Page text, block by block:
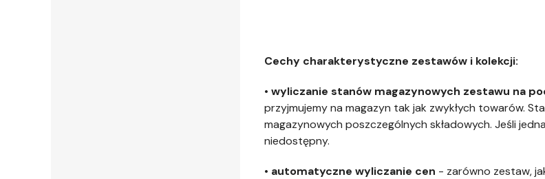
Cechy charakterystyczne zestawów i kolekcji:
• wyliczanie stanów magazynowych zestawu na
przyjmujemy na magazyn tak jak zwykłych towarów.
magazynowych poszczególnych składowych. Jeśli
niedostępny.
• automatyczne wyliczanie cen - zarówno zestaw,